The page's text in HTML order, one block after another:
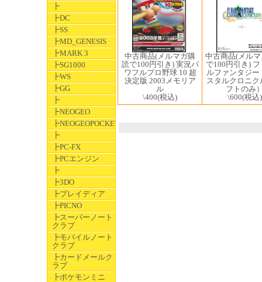
┣
┣DC
┣SS
┣MD_GENESIS
┣MARK 3
┣SG1000
┣WS
┣GG
┣
┣NEOGEO
┣NEOGEOPOCKET
┣
┣PC-FX
┣PCエンジン
┣
┣3DO
┣プレイディア
┣PICNO
┣スーパーノート
クラブ
┣モバイルノート
クラブ
┣カードメールク
ラブ
┣ポケモンミニ
中古商品(メルマガ購
読で100円引き) 実況パ
ワフルプロ野球 10 超
決定版 2003メモリア
ル
\400(税込)
中古商品(メル
で100円引き)
ルファンタジー
スタルクロニク
フトのみ
\600(税込)